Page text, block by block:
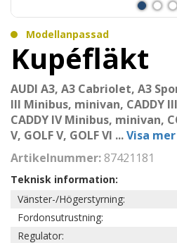
Modellanpassad
Kupéfläkt
AUDI A3, A3 Cabriolet, A3
III Minibus, minivan, CADDY
CADDY IV Minibus, minivan,
V, GOLF V, GOLF VI ...Visa mer
Artikelnummer: 87421181
Teknisk information:
Vänster-/Högerstyrning:
Fordonsutrustning:
Regulator: